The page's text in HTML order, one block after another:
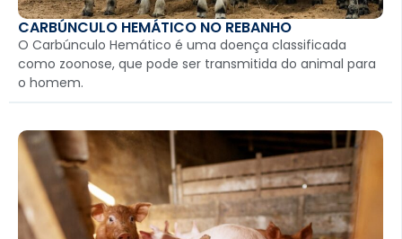
CARBÚNCULO HEMÁTICO NO REBANHO
O Carbúnculo Hemático é uma doença classificada
como zoonose, que pode ser transmitida do animal para
o homem.